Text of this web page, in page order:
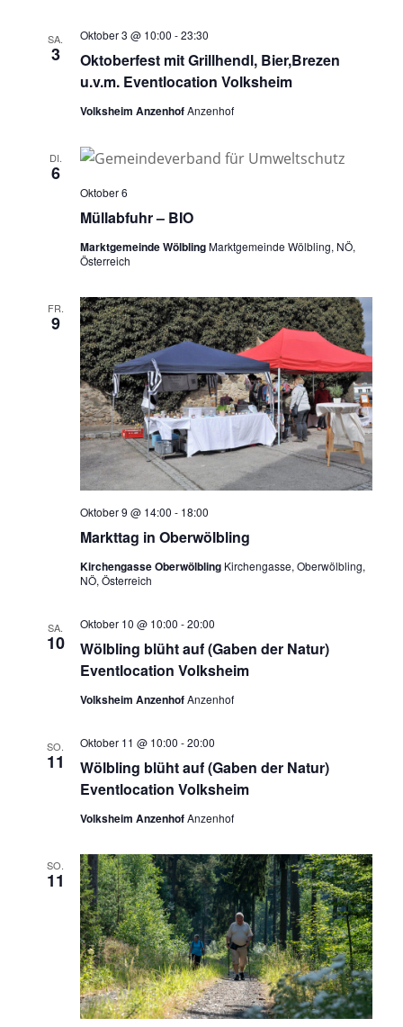
SA.
3
Oktoberfest mit Grillhendl, Bier,Brezen
u.v.m. Eventlocation Volksheim
Oktober 3 @ 10:00 -23:30
Volksheim AnzenhofAnzenhof
DI.
6
Müllabfuhr – BIO
Oktober 6
Marktgemeinde WölblingMarktgemeinde Wölbling, NÖ,
Österreich
FR.
9
Markttag in Oberwölbling
Oktober 9 @ 14:00 - 18:00
Kirchengasse Oberwölbling Kirchengasse, Oberwölbling,
NÖ, Österreich
SA.
10
Wölbling blüht auf (Gaben der Natur)
Eventlocation Volksheim
Oktober 10 @ 10:00 -20:00
Volksheim AnzenhofAnzenhof
SO.
11
Wölbling blüht auf (Gaben der Natur)
Eventlocation Volksheim
Oktober 11 @ 10:00 -20:00
Volksheim AnzenhofAnzenhof
SO.
11